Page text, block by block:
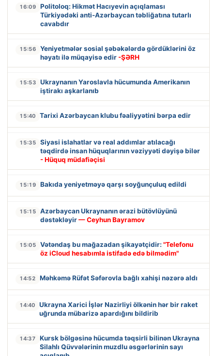
16:09
Politoloq: Hikmət Hacıyevin açıqlaması
Türkiyədəki anti-Azərbaycan təbliğatına tutarlı
cavabdır
15:56
Yeniyetmələr sosial şəbəkələrdə gördüklərini öz
həyatı ilə müqayisə edir -ŞƏRH
15:53
Ukraynanın Yaroslavla hücumunda Amerikanın
iştirakı aşkarlanıb
15:40 Tarixi Azərbaycan klubu fəaliyyətini bərpa edir
15:35
Siyasi islahatlar və real addımlar atılacağı
təqdirdə insan hüquqlarının vəziyyəti dəyişə bilər
- Hüquq müdafiəçisi
15:19 Bakıda yeniyetməyə qarşı soyğunçuluq edildi
15:15
Azərbaycan Ukraynanın ərazi bütövlüyünü
dəstəkləyir— Ceyhun Bayramov
15:05 Vətəndaş bu mağazadan şikayətçidir: "Telefonu
öz iCloud hesabımla istifadə edə bilmədim"
14:52 Məhkəmə Rüfət Səfərovla bağlı xahişi nəzərə aldı
14:40
Ukrayna Xarici İşlər Nazirliyi ölkənin hər bir raket
uğrunda mübarizə apardığını bildirib
14:37
Kursk bölgəsinə hücumda təqsirli bilinən Ukrayna
Silahlı Qüvvələrinin muzdlu əsgərlərinin sayı